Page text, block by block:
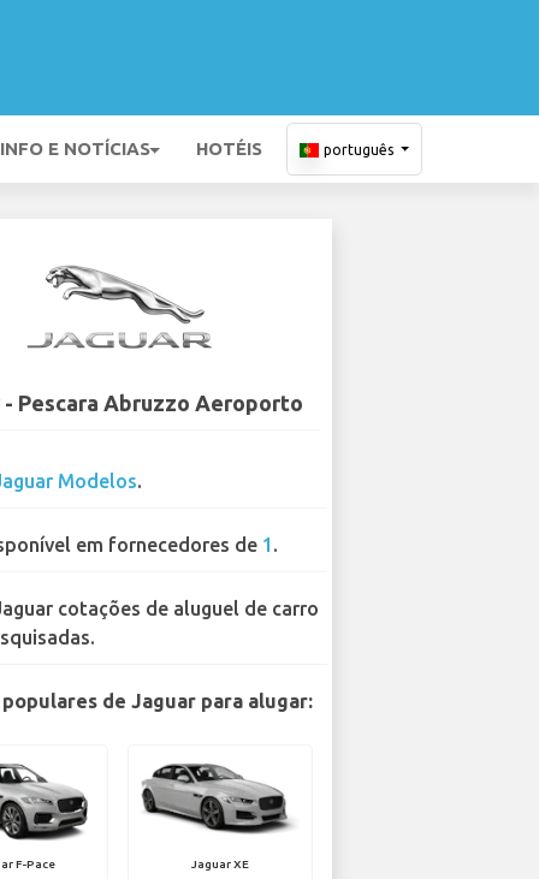
INFO E NOTÍCIAS HOTÉIS português
- Pescara Abruzzo Aeroporto
Modelos.
em fornecedores de 1 .
cotações de aluguel de carro
de Jaguar para alugar:
F-Pace Jaguar XE